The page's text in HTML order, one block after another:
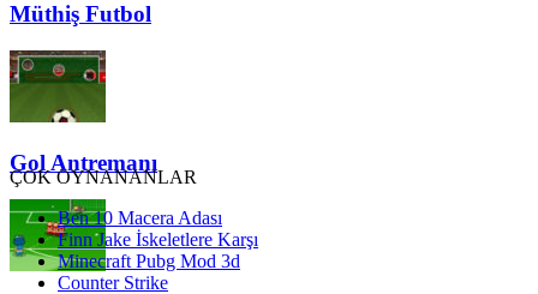
Müthiş Futbol
Gol Antremanı
ÇOK OYNANANLAR
Ben 10 Macera Adası
Finn Jake İskeletlere Karşı
Minecraft Pubg Mod 3d
Counter Strike